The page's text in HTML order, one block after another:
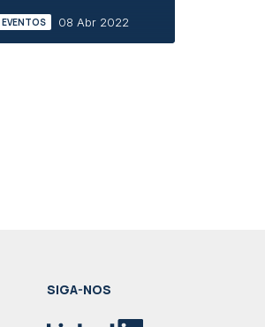
08 Abr 2022
SIGA-NOS